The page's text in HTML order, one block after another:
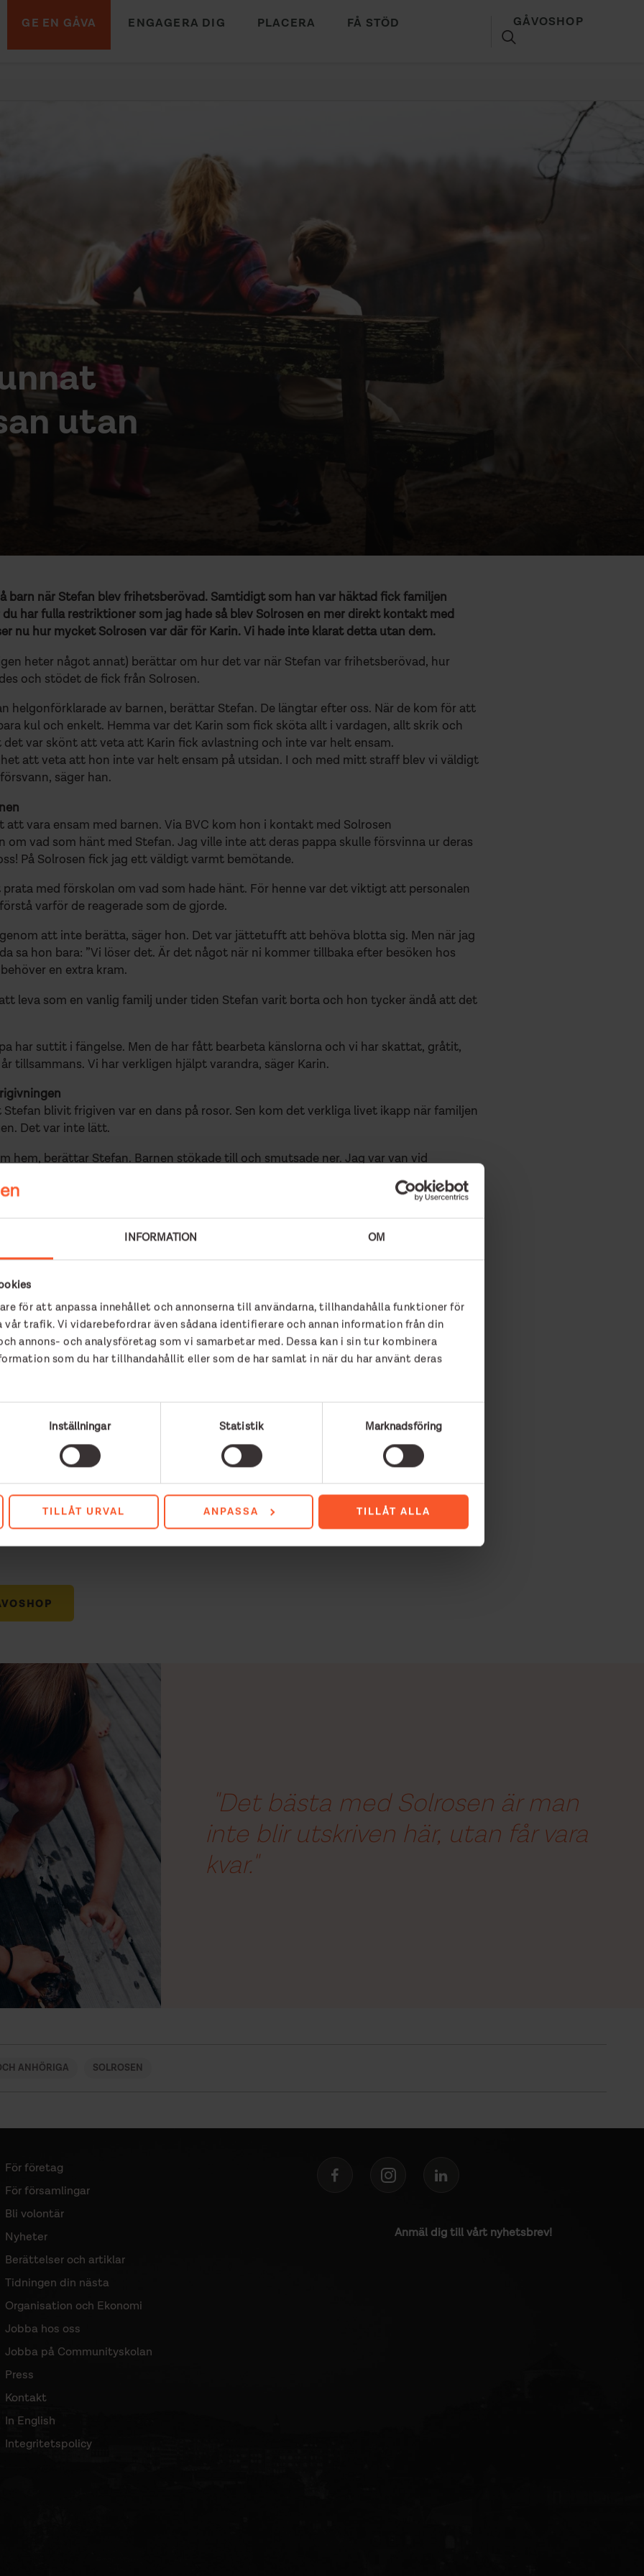
INFORMATION OM
för att anpassa innehållet och annonserna till användarna, tillhandahålla funktioner för
vår trafik. Vi vidarebefordrar även sådana identifierare och annan information från din
annons- och analysföretag som vi samarbetar med. Dessa kan i sin tur kombinera
som du har tillhandahållit eller som de har samlat in när du har använt deras
Inställningar Statistik Marknadsföring
TILLÅT URVAL ANPASSA TILLÅT ALLA
GE EN GÅVA ENGAGERA DIG PLACERA
FÅ STÖD
GÅVOSHOP
utan
barn när Stefan blev frihetsberövad. Samtidigt som han var häktad fick familjen
har fulla restriktioner som jag hade så blev Solrosen en mer direkt kontakt med
nu hur mycket Solrosen var där för Karin. Vi hade inte klarat detta utan dem.
heter något annat) berättar om hur det var när Stefan var frihetsberövad, hur
och stödet de fick från Solrosen.
helgonförklarade av barnen, berättar Stefan. De längtar efter oss. När de kom för att
kul och enkelt. Hemma var det Karin som fick sköta allt i vardagen, allt skrik och
var skönt att veta att Karin fick avlastning och inte var helt ensam.
att veta att hon inte var helt ensam på utsidan. I och med mitt straff blev vi väldigt
säger han.
vara ensam med barnen. Via BVC kom hon i kontakt med Solrosen
om vad som hänt med Stefan. Jag ville inte att deras pappa skulle försvinna ur deras
På Solrosen fick jag ett väldigt varmt bemötande.
med förskolan om vad som hade hänt. För henne var det viktigt att personalen
varför de reagerade som de gjorde.
att inte berätta, säger hon. Det var jättetufft att behöva blotta sig. Men när jag
sa hon bara: ”Vi löser det. Är det något när ni kommer tillbaka efter besöken hos
en extra kram.
leva som en vanlig familj under tiden Stefan varit borta och hon tycker ändå att det
har suttit i fängelse. Men de har fått bearbeta känslorna och vi har skattat, gråtit,
tillsammans. Vi har verkligen hjälpt varandra, säger Karin.
blivit frigiven var en dans på rosor. Sen kom det verkliga livet ikapp när familjen
Det var inte lätt.
hem, berättar Stefan. Barnen stökade till och smutsade ner. Jag var van vid
i skolan. Det blev svårt. ”Mina bästa minnen är när vi är hos pappa i fängelset som
för mina kompisar i skolan.” Trots att det är flera år sedan Stefan blev frigiven
kontakt med Solrosen.
alltid roligt att prata med sin mamma och pappa och då är Solrosen så bra, säger
vi har lärt känna andra i samma situation. Numera är vi där någon gång i månaden på
det är.
vi inte har blivit utskrivna här som man blir från andra verksamheter. Vi hade inte
arbete?
"Det bästa med Solrosen är man
inte blir utskriven här, utan får vara
kvar."
ANHÖRIGA SOLROSEN
Sidomeny
För företag
För församlingar
Bli volontär
Nyheter
Berättelser och artiklar
Tidningen din nästa
Organisation och Ekonomi
Jobba hos oss
Jobba på Communityskolan
Press
Kontakt
In English
Integritetspolicy
Anmäl dig till vårt nyhetsbrev!